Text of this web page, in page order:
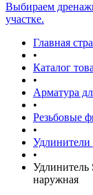
Выбираем
участке.
Главная
•
Каталог
•
Арматура
•
Резьбовые
•
Удлинители
•
Удлинитель
наружная